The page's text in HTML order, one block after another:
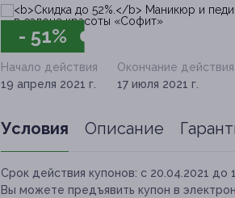
- 51%
Начало действия
19 апреля 2021 г.
Окончание действия
17 июля 2021 г.
Условия Описание
Срок действия купонов: с 20.04.2021 до
Вы можете предъявить купон в